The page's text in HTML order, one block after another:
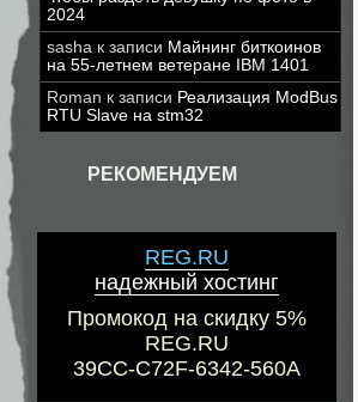
2024
sasha к записи Майнинг биткоинов
на 55-летнем ветеране IBM 1401
Roman к записи Реализация ModBus
RTU Slave на stm32
РЕКОМЕНДУЕМ
REG.RU
надежный хостинг
Промокод на скидку 5%
REG.RU
39CC-C72F-6342-560A